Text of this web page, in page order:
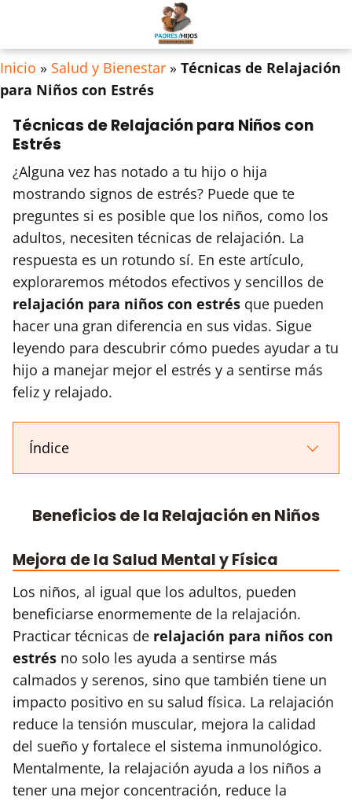
Inicio » Salud y Bienestar » Técnicas de Relajación
para Niños con Estrés
Técnicas de Relajación para Niños con
Estrés
¿Alguna vez has notado a tu hijo o hija
mostrando signos de estrés? Puede que te
preguntes si es posible que los niños, como los
adultos, necesiten técnicas de relajación. La
respuesta es un rotundo sí. En este artículo,
exploraremos métodos efectivos y sencillos de
relajación para niños con estrés que pueden
hacer una gran diferencia en sus vidas. Sigue
leyendo para descubrir cómo puedes ayudar a tu
hijo a manejar mejor el estrés y a sentirse más
feliz y relajado.
Índice
Beneficios de la Relajación en Niños
Mejora de la Salud Mental y Física
Los niños, al igual que los adultos, pueden
beneficiarse enormemente de la relajación.
Practicar técnicas de relajación para niños con
estrés no solo les ayuda a sentirse más
calmados y serenos, sino que también tiene un
impacto positivo en su salud física. La relajación
reduce la tensión muscular, mejora la calidad
del sueño y fortalece el sistema inmunológico.
Mentalmente, la relajación ayuda a los niños a
tener una mejor concentración, reduce la